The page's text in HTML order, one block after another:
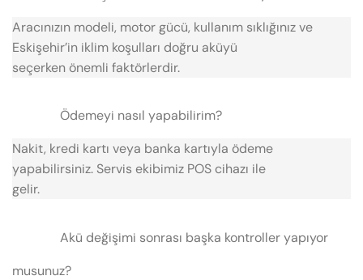
Aracınızın modeli, motor gücü, kullanım sıklığınız ve
Eskişehir’in iklim koşulları doğru aküyü
seçerken önemli faktörlerdir.
Ödemeyi nasıl yapabilirim?
Nakit, kredi kartı veya banka kartıyla ödeme
yapabilirsiniz. Servis ekibimiz POS cihazı ile
gelir.
Akü değişimi sonrası başka kontroller yapıyor
musunuz?